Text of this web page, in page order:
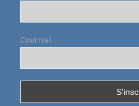
Courriel